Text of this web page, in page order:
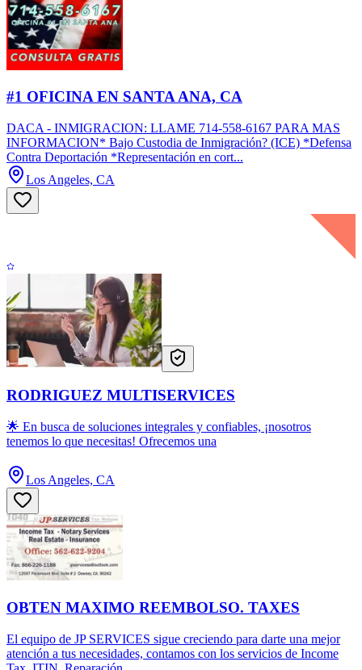
#1 OFICINA EN SANTA ANA, CA
DACA - INMIGRACION: LLAME 714-558-6167 PARA MAS
INFORMACION* Bajo Custodia de Inmigración? (ICE) *Defensa
Contra Deportación *Representación en cort...
Los Angeles, CA
RODRIGUEZ MULTISERVICES
🌟 En busca de soluciones integrales y confiables, ¡nosotros
tenemos lo que necesitas! Ofrecemos una
Los Angeles, CA
OBTEN MAXIMO REEMBOLSO. TAXES
El equipo de JP SERVICES sigue creciendo para darte una mejor
atención a tus necesidades, contamos con los servicios de Income